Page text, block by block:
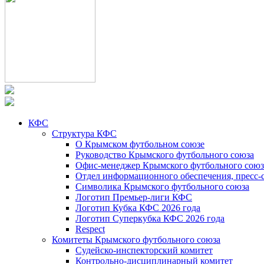
КФС
Структура КФС
О Крымском футбольном союзе
Руководство Крымского футбольного союза
Офис-менеджер Крымского футбольного
Отдел информационного обеспечения, пресс-
Символика Крымского футбольного союза
Логотип Премьер-лиги КФС
Логотип Кубка КФС 2026 года
Логотип Суперкубка КФС 2026 года
Respect
Комитеты Крымского футбольного союза
Судейско-инспекторский комитет
Контрольно-дисциплинарный комитет